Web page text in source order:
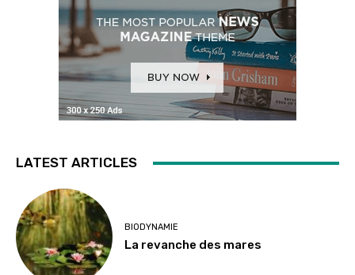
LATEST ARTICLES
BIODYNAMIE
La revanche des mares